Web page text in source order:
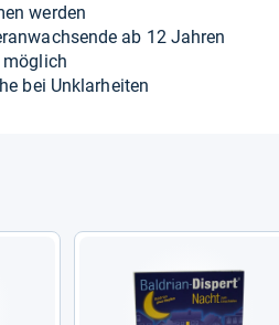
wer­den
ab 12 Jah­ren
bei Unklar­hei­ten